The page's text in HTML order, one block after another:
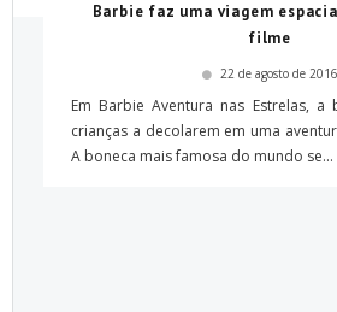
Barbie faz uma viagem
filme
22 de agosto de 2016
Em Barbie Aventura nas Estrelas, a
crianças a decolarem em uma
A boneca mais famosa do mundo se...